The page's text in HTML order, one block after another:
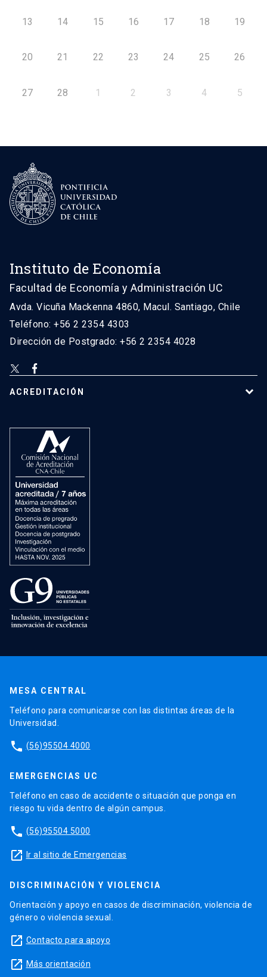
13 14 15 16 17 18 19
20 21 22 23 24 25 26
27 28 1 2 3 4 5
Instituto de Economía
Facultad de Economía y Administración UC
Avda. Vicuña Mackenna 4860, Macul. Santiago, Chile
Teléfono: +56 2 2354 4303
Dirección de Postgrado: +56 2 2354 4028
ACREDITACIÓN
MESA CENTRAL
Teléfono para comunicarse con las distintas áreas de la
Universidad.
phone (56)95504 4000
EMERGENCIAS UC
Teléfono en caso de accidente o situación que ponga en
riesgo tu vida dentro de algún campus.
phone (56)95504 5000
launch Ir al sitio de Emergencias
DISCRIMINACIÓN Y VIOLENCIA
Orientación y apoyo en casos de discriminación, violencia de
género o violencia sexual.
launch Contacto para apoyo
launch Más orientación